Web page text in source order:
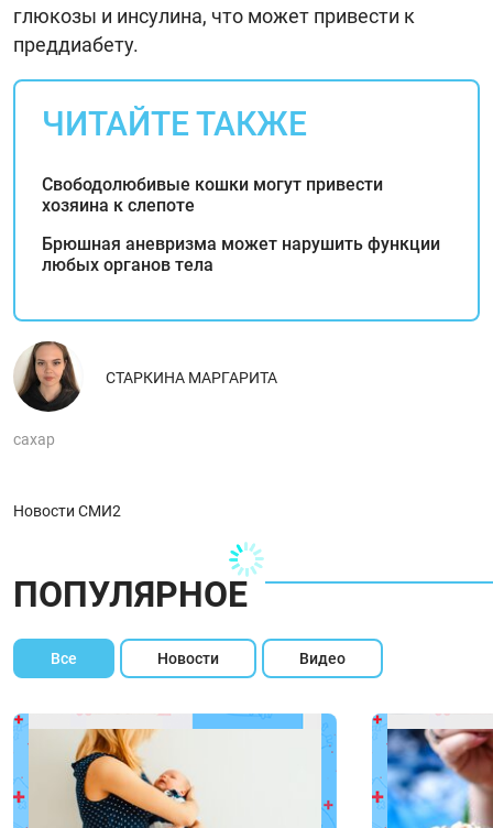
глюкозы и инсулина, что может привести к
преддиабету.
ЧИТАЙТЕ ТАКЖЕ
Свободолюбивые кошки могут привести
хозяина к слепоте
Брюшная аневризма может нарушить функции
любых органов тела
СТАРКИНА МАРГАРИТА
сахар
Новости СМИ2
ПОПУЛЯРНОЕ
Все Новости Видео